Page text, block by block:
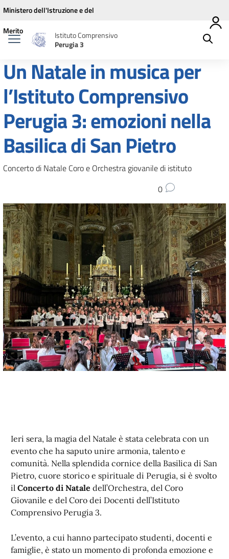
Vai ai contenuti
Vai al menu di navigazione
Vai al footer
Ministero dell'Istruzione e del
Merito
Istituto Comprensivo
Perugia 3
Un Natale in musica per
l’Istituto Comprensivo
Perugia 3: emozioni nella
Basilica di San Pietro
Concerto di Natale Coro e Orchestra giovanile di istituto
0
Ieri sera, la magia del Natale è stata celebrata con un
evento che ha saputo unire armonia, talento e
comunità. Nella splendida cornice della Basilica di San
Pietro, cuore storico e spirituale di Perugia, si è svolto
il Concerto di Natale dell’Orchestra, del Coro
Giovanile e del Coro dei Docenti dell’Istituto
Comprensivo Perugia 3.
L’evento, a cui hanno partecipato studenti, docenti e
famiglie, è stato un momento di profonda emozione e